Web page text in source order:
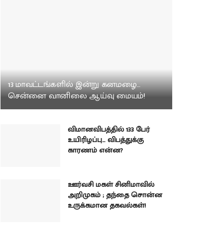
13 மாவட்டங்களில் இன்று கனமழை…
சென்னை வானிலை ஆய்வு மையம்!
விமானவிபத்தில் 133 பேர்
உயிரிழப்பு… விபத்துக்கு
காரணம் என்ன?
ஊர்வசி மகள் சினிமாவில்
அறிமுகம் ; தந்தை சொன்ன
உருக்கமான தகவல்கள்!